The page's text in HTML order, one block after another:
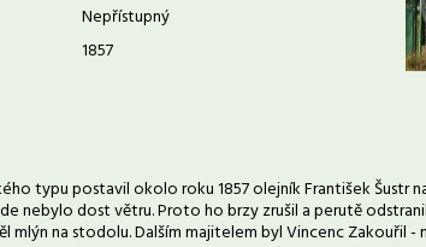
Nepřístupný
1857
typu postavil okolo roku 1857 olejník František Šustr
nebylo dost větru. Proto ho brzy zrušil a perutě
mlýn na stodolu. Dalším majitelem byl Vincenc Zakouřil